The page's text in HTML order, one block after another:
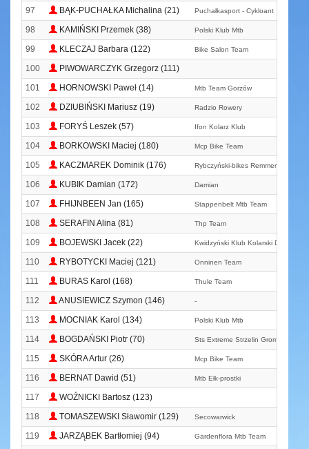
97 BĄK-PUCHAŁKA Michalina (21) Puchałkasport - Cykloant
98 KAMIŃSKI Przemek (38) Polski Klub Mtb
99 KLECZAJ Barbara (122) Bike Salon Team
100
PIWOWARCZYK Grzegorz (111)
101
HORNOWSKI Paweł (14) Mtb Team Gorzów
102 DZIUBIŃSKI Mariusz (19) Radzio Rowery
103 FORYŚ Leszek (57) Ifon Kolarz Klub
104 BORKOWSKI Maciej (180) Mcp Bike Team
105 KACZMAREK Dominik (176) Rybczyński-bikes Remmers Team
106 KUBIK Damian (172) Damian
107 FHIJNBEEN Jan (165) Stappenbelt Mtb Team
108 SERAFIN Alina (81) Thp Team
109 BOJEWSKI Jacek (22) Kwidzyński Klub Kolarski Dziki
110 RYBOTYCKI Maciej (121) Onninen Team
111 BURAS Karol (168) Thule Team
112 ANUSIEWICZ Szymon (146) -
113 MOCNIAK Karol (134) Polski Klub Mtb
114 BOGDAŃSKI Piotr (70) Sts Extreme Strzelin Grom - Bike
115 SKÓRA Artur (26) Mcp Bike Team
116 BERNAT Dawid (51) Mtb Ełk-prostki
117
WOŹNICKI Bartosz (123)
118
TOMASZEWSKI Sławomir (129) Secowarwick
119 JARZĄBEK Bartłomiej (94) Gardenflora Mtb Team